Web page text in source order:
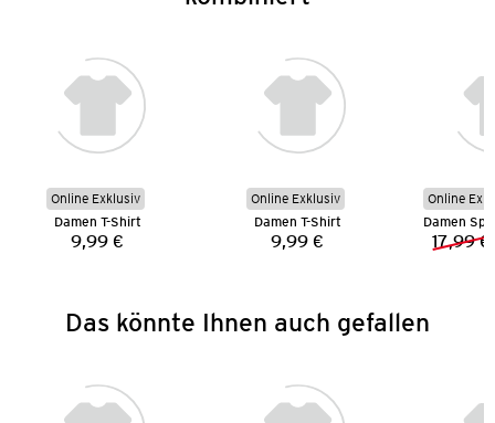
Online Exklusiv
Damen T-Shirt
Preis:
9,99 €
Online Exklusiv
Damen T-Shirt
Preis:
9,99 €
Online
17,99 €
Das könnte Ihnen auch gefallen